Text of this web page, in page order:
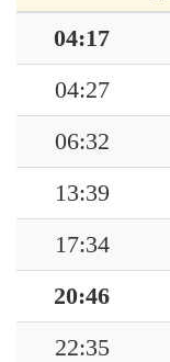
04:17
04:27
06:32
13:39
17:34
20:46
22:35